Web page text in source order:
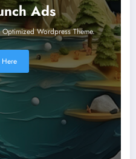
Ads
Wordpress Theme.